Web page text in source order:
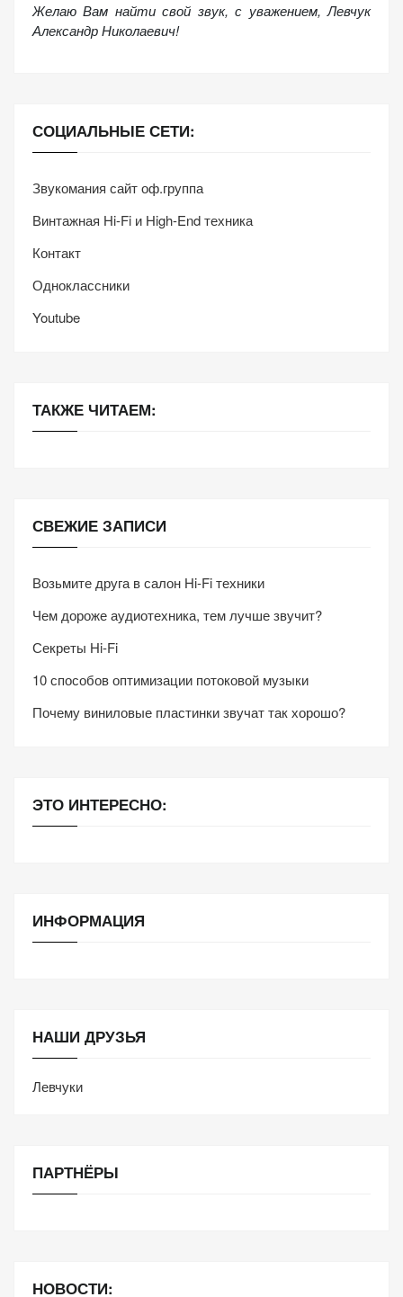
Желаю Вам найти свой звук, с уважением, Левчук
Александр Николаевич!
СОЦИАЛЬНЫЕ СЕТИ:
Звукомания сайт оф.группа
Винтажная Hi-Fi и High-End техника
Контакт
Одноклассники
Youtube
ТАКЖЕ ЧИТАЕМ:
СВЕЖИЕ ЗАПИСИ
Возьмите друга в салон Hi-Fi техники
Чем дороже аудиотехника, тем лучше звучит?
Секреты Hi-Fi
10 способов оптимизации потоковой музыки
Почему виниловые пластинки звучат так хорошо?
ЭТО ИНТЕРЕСНО:
ИНФОРМАЦИЯ
НАШИ ДРУЗЬЯ
Левчуки
ПАРТНЁРЫ
НОВОСТИ:
посещении нашего
сайта, вы повышаете
предложений.